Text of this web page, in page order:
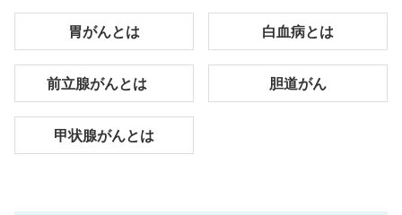
胃がんとは 白血病とは
前立腺がんとは 胆道がん
甲状腺がんとは